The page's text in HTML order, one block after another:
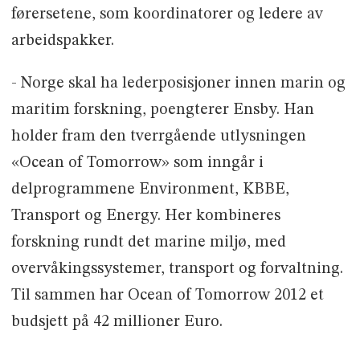
førersetene, som koordinatorer og ledere av
arbeidspakker.
- Norge skal ha lederposisjoner innen marin og
maritim forskning, poengterer Ensby. Han
holder fram den tverrgående utlysningen
«Ocean of Tomorrow» som inngår i
delprogrammene Environment, KBBE,
Transport og Energy. Her kombineres
forskning rundt det marine miljø, med
overvåkingssystemer, transport og forvaltning.
Til sammen har Ocean of Tomorrow 2012 et
budsjett på 42 millioner Euro.